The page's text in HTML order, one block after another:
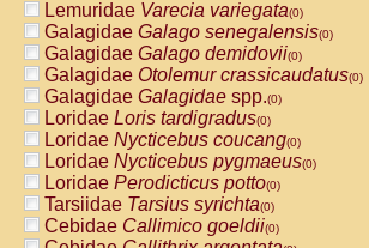
AtelidaeAlouattaspp.(0)
AtelidaeAteles belzebuth(0)
AtelidaeAteles geoffroyi(0)
AtelidaeAteles paniscus(0)
AtelidaeAtelesspp.(0)
Atelidae Lagothrix lagothricha
AtelidaeLagothrix lagothricha cana
PitheciidaeCacajao calvus
PitheciidaeCallicebus cupreus
PitheciidaeCallicebus donacophilus
PitheciidaeCallicebus moloch
Lemuridae Varecia variegata(0)
Galagidae Galago senegalensis(0)
Galagidae Galago demidovii(0)
Galagidae Otolemur crassicaudatus(0)
Galagidae Galagidae spp.(0)
Loridae Loris tardigradus(0)
Loridae Nycticebus coucang(0)
Loridae Nycticebus pygmaeus(0)
Loridae Perodicticus potto(0)
Tarsiidae Tarsius syrichta(0)
Cebidae Callimico goeldii(0)